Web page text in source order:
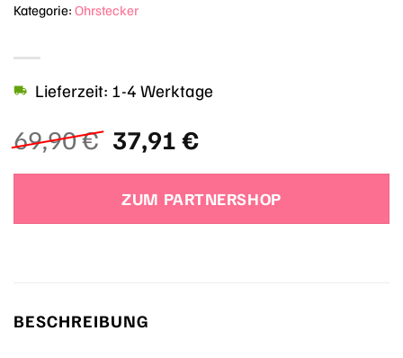
69,90€ Ursprünglicher
Preis
war:
69,90 €
37,91€Aktueller
ist:
37,91 €.
Lieferzeit: 1-4 Werktage
ZUM PARTNERSHOP
Kategorie: Ohrstecker
BESCHREIBUNG